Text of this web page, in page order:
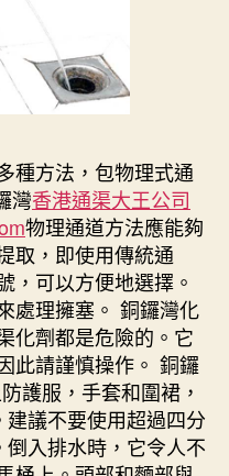
種方法，包物理式通
灣香港通渠大王公司
物理通道方法應能夠
取，即使用傳統通
，可以方便地選擇。
處理擁塞。 銅鑼灣化
化劑都是危險的。它
此請謹慎操作。 銅鑼
護服，手套和圍裙，
議不要使用超過四分
入排水時，它令人不